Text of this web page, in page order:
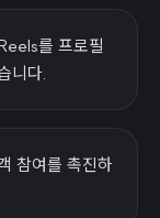
를 프로필
니다.
참여를 촉진하